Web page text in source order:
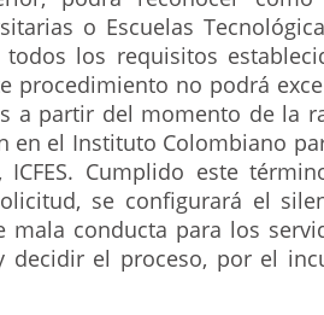
o Escuelas
los requisitos
procedimiento no podrá
a partir del momento de la
en el Instituto Colombiano
ICFES. Cumplido este
se configurará el
mala conducta para los
decidir el proceso, por el